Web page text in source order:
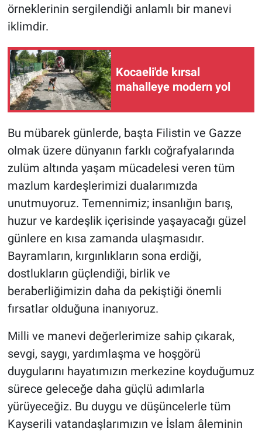
örneklerinin sergilendiği anlamlı bir manevi
iklimdir.
Kocaeli'de kırsal
mahalleye modern yol
Bu mübarek günlerde, başta Filistin ve Gazze
olmak üzere dünyanın farklı coğrafyalarında
zulüm altında yaşam mücadelesi veren tüm
mazlum kardeşlerimizi dualarımızda
unutmuyoruz. Temennimiz; insanlığın barış,
huzur ve kardeşlik içerisinde yaşayacağı güzel
günlere en kısa zamanda ulaşmasıdır.
Bayramların, kırgınlıkların sona erdiği,
dostlukların güçlendiği, birlik ve
beraberliğimizin daha da pekiştiği önemli
fırsatlar olduğuna inanıyoruz.
Milli ve manevi değerlerimize sahip çıkarak,
sevgi, saygı, yardımlaşma ve hoşgörü
duygularını hayatımızın merkezine koyduğumuz
sürece geleceğe daha güçlü adımlarla
yürüyeceğiz. Bu duygu ve düşüncelerle tüm
Kayserili vatandaşlarımızın ve İslam âleminin